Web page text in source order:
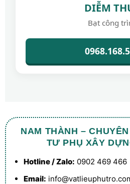
DIỄM
Bạt công
NAM THÀNH –
TƯ PHỤ XÂY
Hotline / Zalo: 0902 469 466
Email: